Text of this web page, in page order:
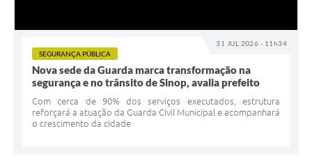
31 JUL 2026 - 11h34
SEGURANÇA PÚBLICA
Nova sede da Guarda marca transformação na
segurança e no trânsito de Sinop, avalia prefeito
Com cerca de 90% dos serviços executados, estrutura
reforçará a atuação da Guarda Civil Municipal e acompanhará
o crescimento da cidade